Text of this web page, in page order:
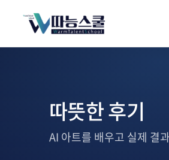
따뜻한 후기
AI 아트를 배우고 실제 결